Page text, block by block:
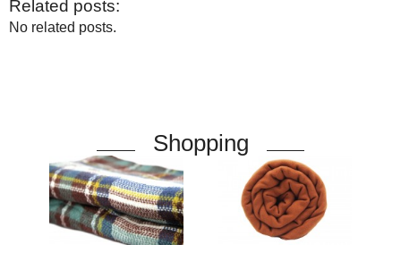
Related posts:
No related posts.
Shopping